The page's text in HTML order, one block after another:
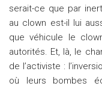
serait-ce que par
au clown est-il lui
que véhicule le
autorités. Et, là, le
de l’activiste :
où leurs bombes